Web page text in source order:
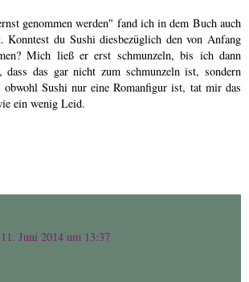
genommen werden" fand ich in dem Buch auch
Konntest du Sushi diesbezüglich den von Anfang
Mich ließ er erst schmunzeln, bis ich dann
dass das gar nicht zum schmunzeln ist, sondern
Sushi nur eine Romanfigur ist, tat mir das
ein wenig Leid.
11. Juni 2014 um 13:37